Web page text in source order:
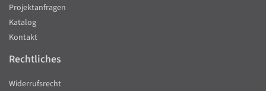
Projektanfragen
Katalog
Kontakt
Rechtliches
Widerrufsrecht